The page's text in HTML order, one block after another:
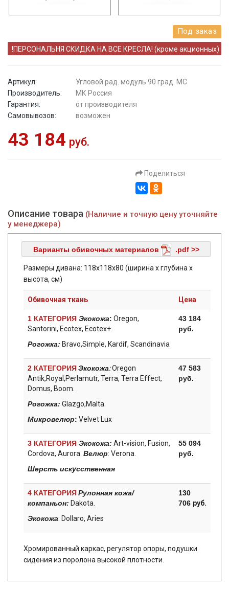
Под заказ
!ПЕРСОНАЛЬНЯ СКИДКА НА ВСЕ КРЕСЛА! (кроме акционных)
Артикул:
Угловой рад. модуль 90 град. МС
Производитель:
МК Россия
Гарантия:
от производителя
Самовывозов:
возможен
43 184 руб.
Поделиться
Описание товара (Наличие и точную цену уточняйте
у менеджера)
Варианты обивочных материалов .pdf >>
Размеры дивана: 118х118х80 (ширина х глубина х
высота, см)
Обивочная ткань Цена
1 КАТЕГОРИЯ Экокожа: Oregon,
Santorini, Ecotex, Ecotex+.
Рогожка: Bravo,Simple, Kardif, Scandinavia
43 184
руб.
2 КАТЕГОРИЯЭкокожа:Oregon
Antik,Royal,Perlamutr, Terra, Terra Effect,
Domus, Boom.
Рогожка: Glazgo,Malta.
Микровелюр: Velvet Lux
47 583
руб.
3 КАТЕГОРИЯ Экокожа: Art-vision, Fusion,
Cordova, Aurora. Велюр: Verona.
Шерсть искусственная
55 094
руб.
4 КАТЕГОРИЯРулонная кожа/
компаньон: Dakota.
Экокожа: Dollaro, Aries
130
706 руб.
Хромированный каркас, регулятор опоры, подушки
сидения из поролона высокой плотности.